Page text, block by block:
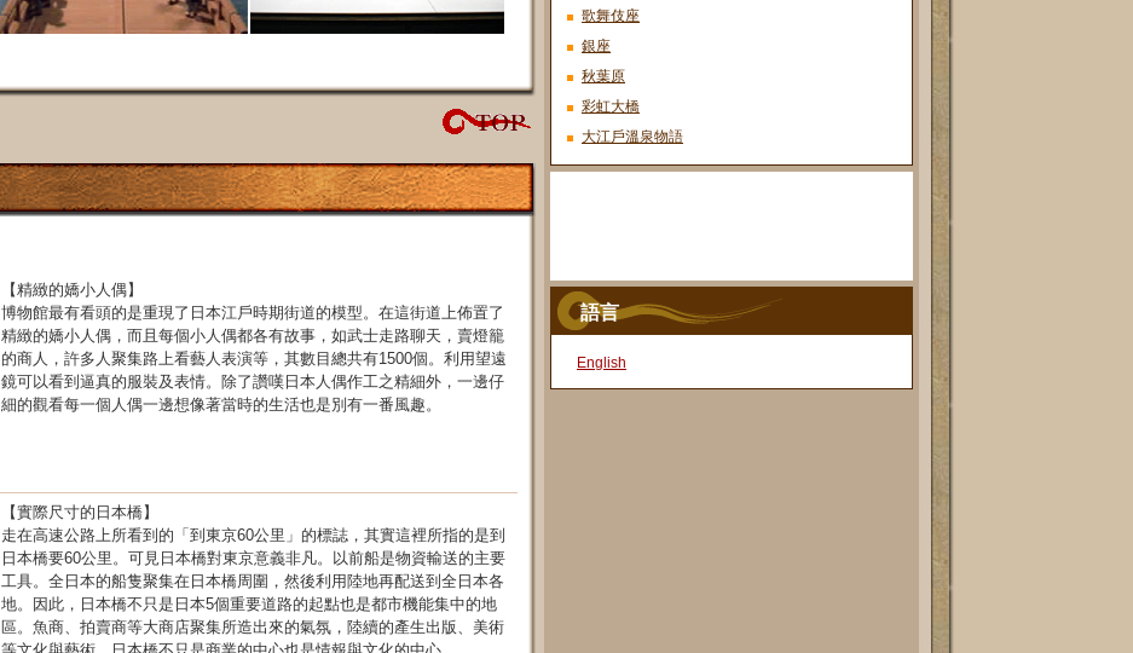
【精緻的嬌小人偶】
博物館最有看頭的是重現了日本江戶時期街道的模型。在這街道上佈置了
精緻的嬌小人偶，而且每個小人偶都各有故事，如武士走路聊天，賣燈籠
的商人，許多人聚集路上看藝人表演等，其數目總共有1500個。利用望遠
鏡可以看到逼真的服裝及表情。除了讚嘆日本人偶作工之精細外，一邊仔
細的觀看每一個人偶一邊想像著當時的生活也是別有一番風趣。
【實際尺寸的日本橋】
走在高速公路上所看到的「到東京60公里」的標誌，其實這裡所指的是到
日本橋要60公里。可見日本橋對東京意義非凡。以前船是物資輸送的主要
工具。全日本的船隻聚集在日本橋周圍，然後利用陸地再配送到全日本各
地。因此，日本橋不只是日本5個重要道路的起點也是都市機能集中的地
區。魚商、拍賣商等大商店聚集所造出來的氣氛，陸續的產生出版、美術
歌舞伎座
銀座
秋葉原
彩虹大橋
大江戶溫泉物語
語言
English